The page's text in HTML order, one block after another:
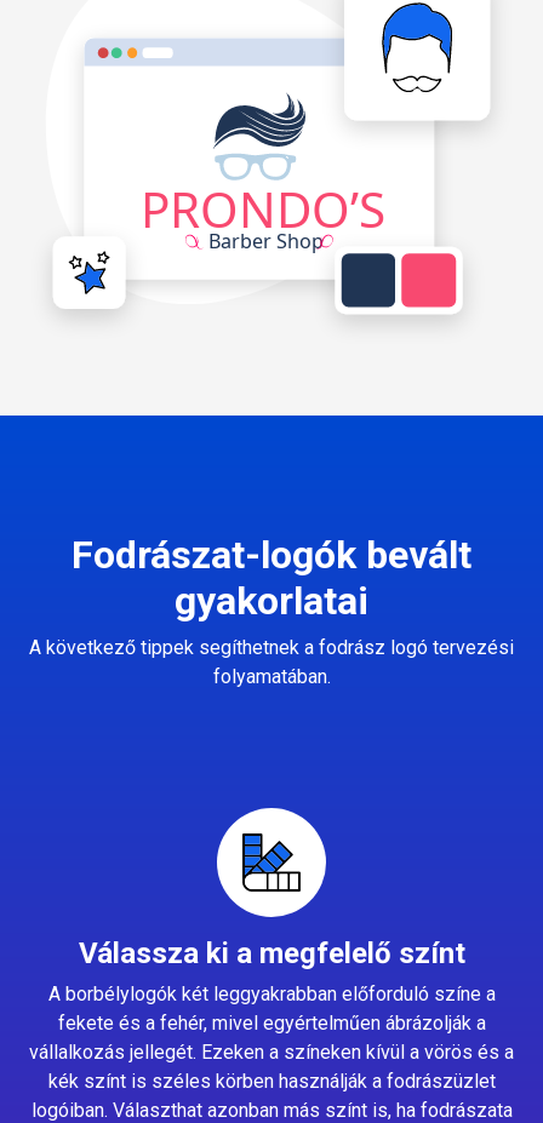
Fodrászat-logók bevált
gyakorlatai
A következő tippek segíthetnek a fodrász logó tervezési
folyamatában.
Válassza ki a megfelelő színt
A borbélylogók két leggyakrabban előforduló színe a
fekete és a fehér, mivel egyértelműen ábrázolják a
vállalkozás jellegét. Ezeken a színeken kívül a vörös és a
kék színt is széles körben használják a fodrászüzlet
logóiban. Választhat azonban más színt is, ha fodrászata